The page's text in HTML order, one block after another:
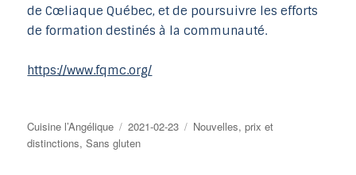
de Cœliaque Québec, et de poursuivre les efforts
de formation destinés à la communauté.
https://www.fqmc.org/
Auteur
Cuisine l’Angélique
Publié
le
2021-02-23 Catégories
Nouvelles, prix et
distinctions,Sans gluten